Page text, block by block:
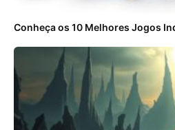
Conheça os 10 Melhores Jogos